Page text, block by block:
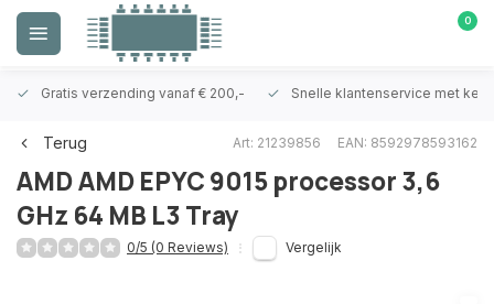
0
Gratis verzending vanaf € 200,- Snelle klantenservice met
Terug Art: 21239856 EAN: 8592978593162
AMDAMD EPYC 9015 processor 3,6
GHz 64 MB L3 Tray
0/5 (0 Reviews) Vergelijk